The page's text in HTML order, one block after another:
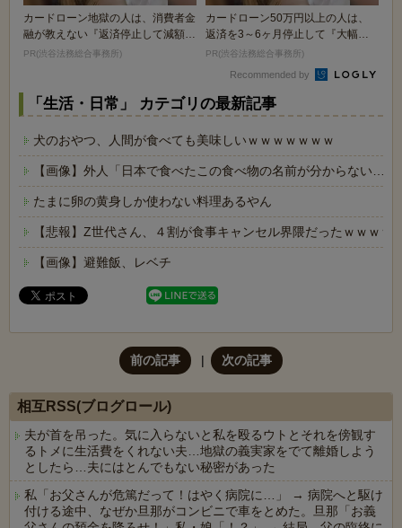
カードローン地獄の人は、消費者金
融が教えない『返済停止して減額・
免除する方法』で...
PR(渋谷法務総合事務所)
カードローン50万円以上の人は、
返済を3～6ヶ月停止して『大幅に
減額してから返済...
PR(渋谷法務総合事務所)
Recommended by
「生活・日常」 カテゴリの最新記事
犬のおやつ、人間が食べても美味しいｗｗｗｗｗｗｗ
【画像】外人「日本で食べたこの食べ物の名前が分からない…
たまに卵の黄身しか使わない料理あるやん
【悲報】Z世代さん、４割が食事キャンセル界隈だったｗｗｗｗ
【画像】避難飯、レベチ
前の記事 次の記事
相互RSS(ブログロール)
夫が首を吊った。気に入らないと私を殴るウトとそれを傍観す
るトメに生活費をくれない夫…地獄の義実家をでて離婚しよう
としたら…夫にはとんでもない秘密があった
私「お父さんが危篤だって！はやく病院に…」 → 病院へと駆け
付ける途中、なぜか旦那がコンビニで車をとめた。旦那「お義